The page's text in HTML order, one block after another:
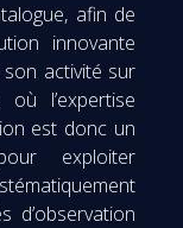
afin de
innovante
activité sur
l’expertise
est donc un
exploiter
d’observation